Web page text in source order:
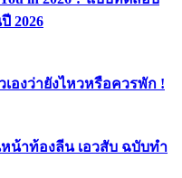
2026
เองว่ายังไหวหรือควรพัก !
น้าท้องลีน เอวสับ ฉบับทำ